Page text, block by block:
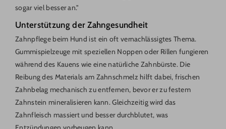
sogar viel besser an."
Unterstützung der Zahngesundheit
Zahnpflege beim Hund ist ein oft vernachlässigtes Thema.
Gummispielzeuge mit speziellen Noppen oder Rillen fungieren
während des Kauens wie eine natürliche Zahnbürste. Die
Reibung des Materials am Zahnschmelz hilft dabei, frischen
Zahnbelag mechanisch zu entfernen, bevor er zu festem
Zahnstein mineralisieren kann. Gleichzeitig wird das
Zahnfleisch massiert und besser durchblutet, was